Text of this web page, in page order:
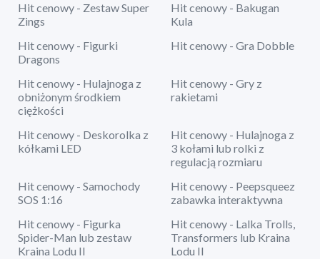
Hit cenowy - Zestaw Super
Zings
Hit cenowy - Bakugan
Kula
Hit cenowy - Figurki
Dragons
Hit cenowy - Gra Dobble
Hit cenowy - Hulajnoga z
obniżonym środkiem
ciężkości
Hit cenowy - Gry z
rakietami
Hit cenowy - Deskorolka z
kółkami LED
Hit cenowy - Hulajnoga z
3 kołami lub rolki z
regulacją rozmiaru
Hit cenowy - Samochody
SOS 1:16
Hit cenowy - Peepsqueez
zabawka interaktywna
Hit cenowy - Figurka
Spider-Man lub zestaw
Kraina Lodu II
Hit cenowy - Lalka Trolls,
Transformers lub Kraina
Lodu II